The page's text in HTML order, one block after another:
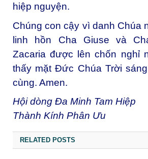
hiệp nguyện.
Chúng con cậy vì danh Chúa
linh hồn Cha Giuse và
Zacaria được lên chốn nghỉ
thấy mặt Đức Chúa Trời
cùng. Amen.
Hội dòng Đa Minh Tam Hiệp
Thành Kính Phân Ưu
RELATED POSTS